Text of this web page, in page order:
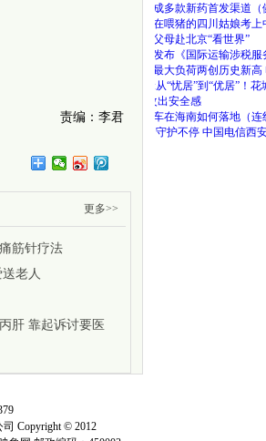
责编：李君
更多>>
筋针疗法
老人
肝 靠起诉讨要医
网络平台成多款新药首发渠道（
放榜夜还在喂猪的四川姑娘考
获资助带父母赴北京“看世界”
税务总局发布《国际运输涉税服
北京电网最大负荷两创历史新
广州花都:从“忧居”到“优居”！
所”治理改出安全感
禁售燃油车在海南如何落地（连
风雨不退 守护不停 中国电信西
Copyright © 2012